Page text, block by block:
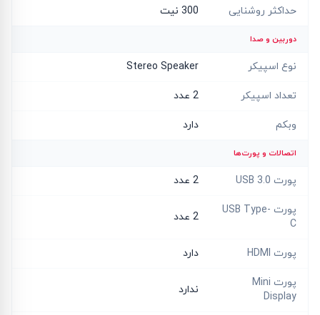
حداکثر روشنایی 300 نیت
دوربین و صدا
نوع اسپیکر Stereo Speaker
تعداد اسپیکر 2 عدد
وبکم دارد
اتصالات و پورت‌ها
پورت USB 3.0 2 عدد
پورت USB Type-
C
2 عدد
پورت HDMI دارد
پورت Mini
Display
ندارد